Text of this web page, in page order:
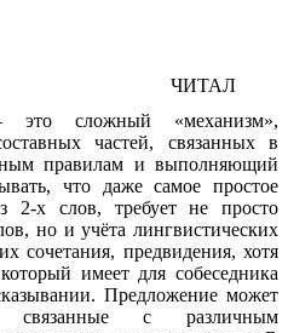
это сложный «механизм»,
частей, связанных в
правилам и выполняющий
что даже самое простое
2-х слов, требует не просто
но и учёта лингвистических
сочетания, предвидения, хотя
имеет для собеседника
Предложение может
связанные с различным